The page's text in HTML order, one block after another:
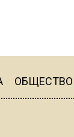
ОБЩЕСТВО